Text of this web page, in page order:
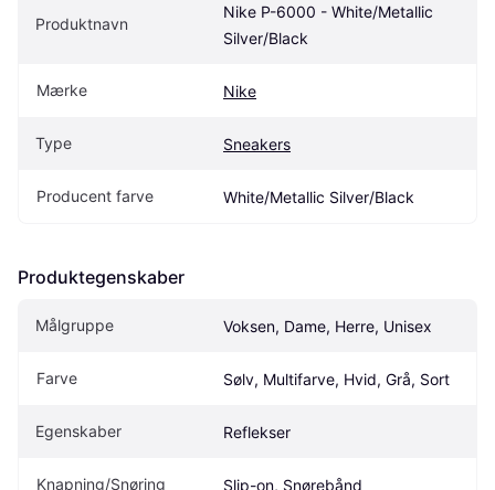
Produktnavn
Nike P-6000 - White/Metallic
Silver/Black
Mærke Nike
Type Sneakers
Producent farve White/Metallic Silver/Black
Produktegenskaber
Målgruppe Voksen, Dame, Herre, Unisex
Farve Sølv, Multifarve, Hvid, Grå, Sort
Egenskaber Reflekser
Knapning/Snøring Slip-on, Snørebånd